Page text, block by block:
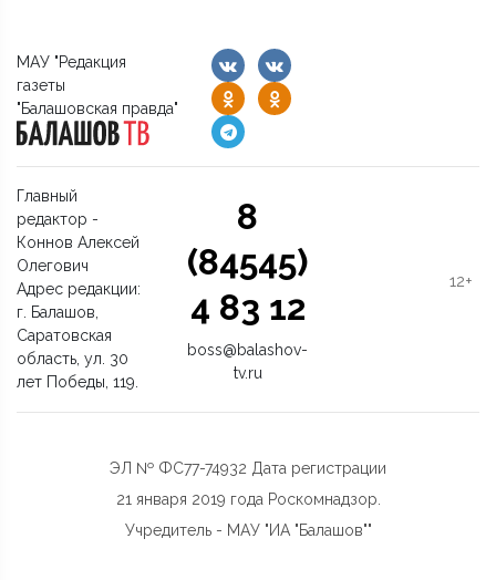
МАУ "Редакция
газеты
"Балашовская правда"
Главный
редактор -
Коннов Алексей
Олегович
Адрес редакции:
г. Балашов,
Саратовская
область, ул. 30
лет Победы, 119.
8
(84545)
4 83 12
boss@balashov-
tv.ru
12+
ЭЛ № ФС77-74932 Дата регистрации
21 января 2019 года Роскомнадзор.
Учредитель - МАУ "ИА "Балашов""